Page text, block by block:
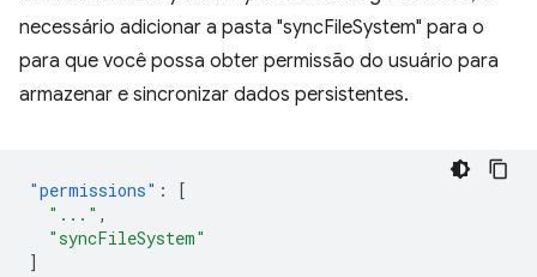
necessário adicionar a pasta "syncFileSystem" para o
para que você possa obter permissão do usuário para
armazenar e sincronizar dados persistentes.
"permissions" :
[
"..." ,
"syncFileSystem"
]